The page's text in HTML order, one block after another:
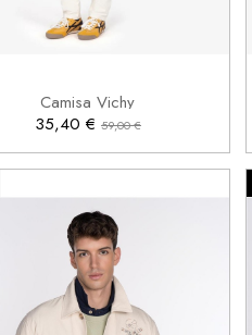
Camisa Vichy
35,40 € 59,00 €
XL
Añadir al carrito